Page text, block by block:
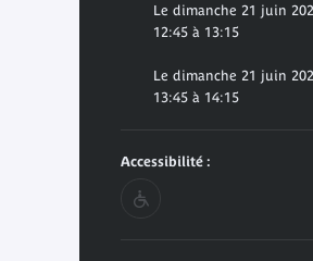
Le dimanche 21 juin
12:45 à 13:15
Le dimanche 21 juin
13:45 à 14:15
Accessibilité :